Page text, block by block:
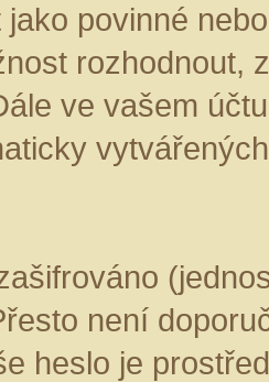
jako povinné
rozhodnout,
ve vašem
není
heslo je